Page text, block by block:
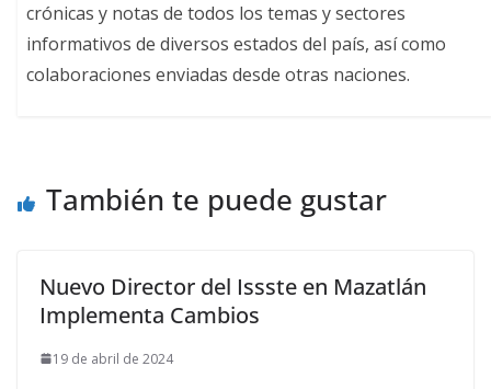
crónicas y notas de todos los temas y sectores
informativos de diversos estados del país, así como
colaboraciones enviadas desde otras naciones.
También te puede gustar
Nuevo Director del Issste en Mazatlán
Implementa Cambios
19 de abril de 2024